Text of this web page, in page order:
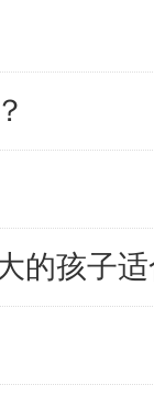
的孩子适